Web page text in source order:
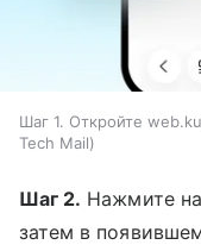
Шаг 1. Откройте
Tech Mail
Шаг 2. Нажмите
затем в